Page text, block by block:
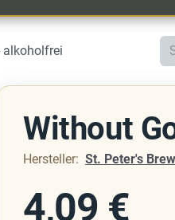
alkoholfrei
Without
Hersteller: St. Peter's
4,09 €